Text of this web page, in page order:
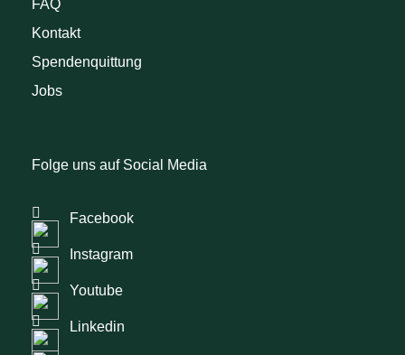
FAQ
Kontakt
Spendenquittung
Jobs
Folge uns auf Social Media
Facebook
Instagram
Youtube
Linkedin